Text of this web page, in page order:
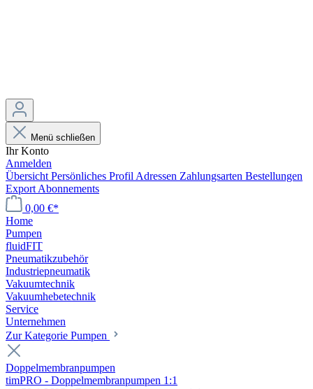
Menü schließen
Ihr Konto
Anmelden
Übersicht Persönliches Profil Adressen Zahlungsarten Bestellungen
Export Abonnements
0,00 €*
Home
Pumpen
fluidFIT
Pneumatikzubehör
Industriepneumatik
Vakuumtechnik
Vakuumhebetechnik
Service
Unternehmen
Zur Kategorie Pumpen
Doppelmembranpumpen
timPRO - Doppelmembranpumpen 1:1